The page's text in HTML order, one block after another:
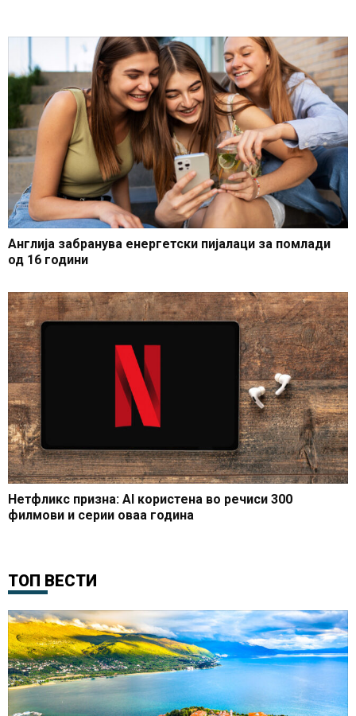
Англија забранува енергетски пијалаци за помлади
од 16 години
Нетфликс призна: AI користена во речиси 300
филмови и серии оваа година
ТОП ВЕСТИ